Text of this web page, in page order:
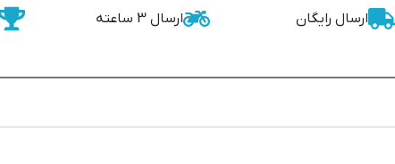
ارسال رایگان ارسال 3 ساعته